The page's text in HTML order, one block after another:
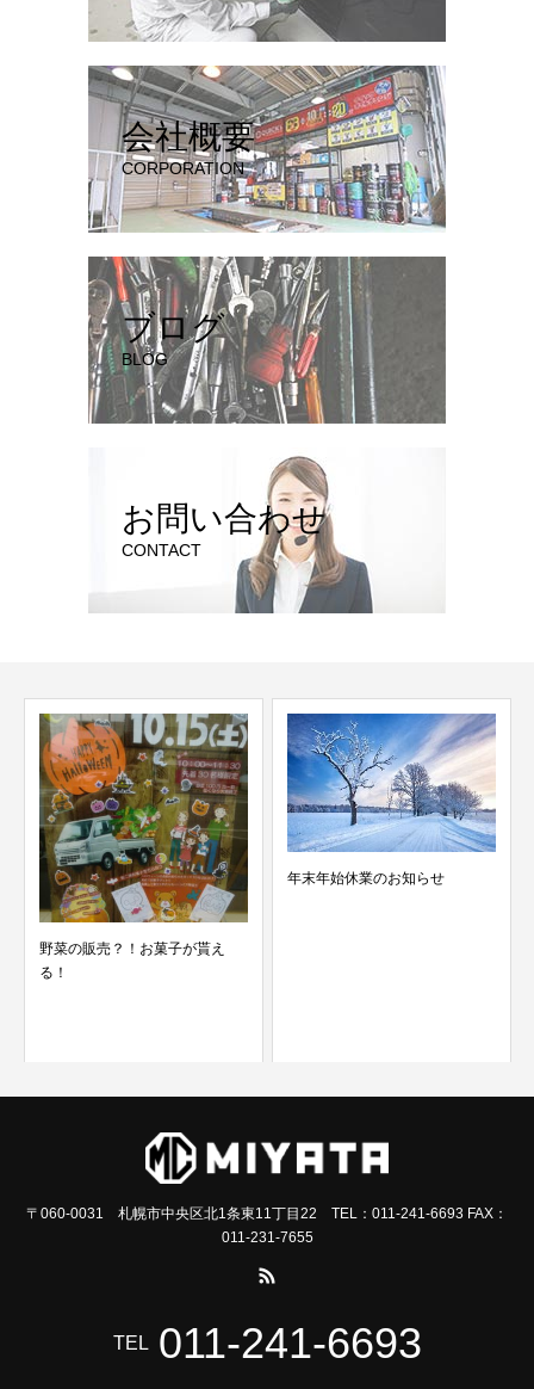
会社概要
CORPORATION
ブログ
BLOG
お問い合わせ
CONTACT
野菜の販売？！お菓子が貰え
る！
年末年始休業のお知らせ
〒060-0031 札幌市中央区北1条東11丁目22 TEL：011-241-6693 FAX：
011-231-7655
TEL 011-241-6693